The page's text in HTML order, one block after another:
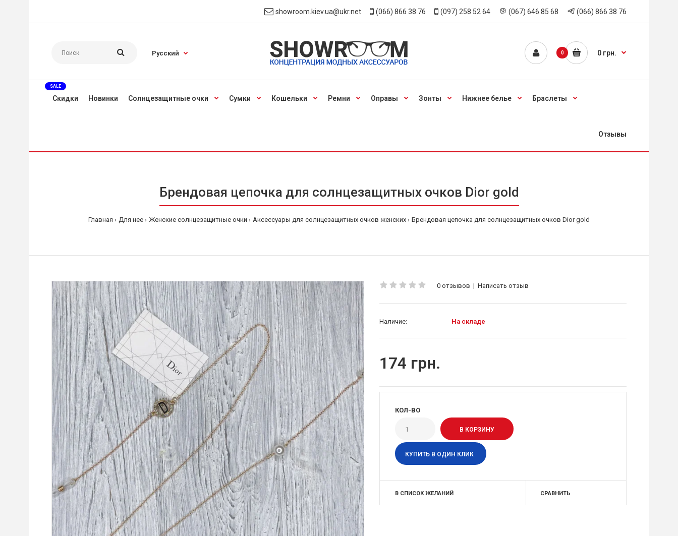
showroom.kiev.ua@ukr.net (066) 866 38 76 (097) 258 52 64 (067) 646 85 68 (066) 866 38 76
Русский 0 0 грн.
Скидки
SALE
Новинки Солнцезащитные очки Сумки Кошельки Ремни Оправы Зонты Нижнее белье Браслеты
Отзывы
Брендовая цепочка для солнцезащитных очков Dior gold
Главная Для нее Женские солнцезащитные очки Аксессуары для солнцезащитных очков женских Брендовая цепочка для солнцезащитных очков Dior gold
0 отзывов | Написать отзыв
Наличие: На складе
174 грн.
КОЛ-ВО
КУПИТЬ В ОДИН КЛИК
В СПИСОК ЖЕЛАНИЙ СРАВНИТЬ